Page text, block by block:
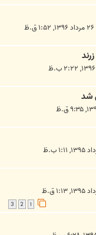
شد
1
2
3